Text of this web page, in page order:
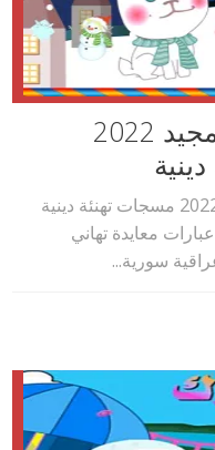
مسجات عيد الميلاد المجيد 2022
رسائل عيد الميلاد المجيد للموبايل 2022 مسجات تهنئة دينية
معايدة تهاني
سورية...